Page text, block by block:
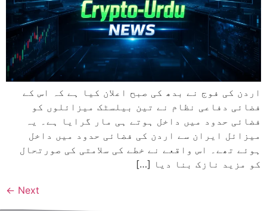
اردن کی فوج نے بدھ کی صبح اعلان کیا ہے کہ اس کے
فضائی دفاعی نظام نے تین بیلسٹک میزائلوں کو
فضائی حدود میں داخل ہوتے ہی مار گرایا ہے۔ یہ
میزائل ایران سے اردن کی فضائی حدود میں داخل
ہوئے تھے۔ اس واقعے نے خطے کی سلامتی کی صورتحال
کو مزید نازک بنا دیا […]
Next
←